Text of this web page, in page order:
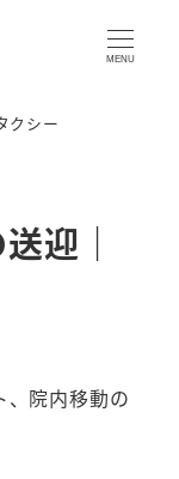
MENU
クシー
迎｜
、院内移動の